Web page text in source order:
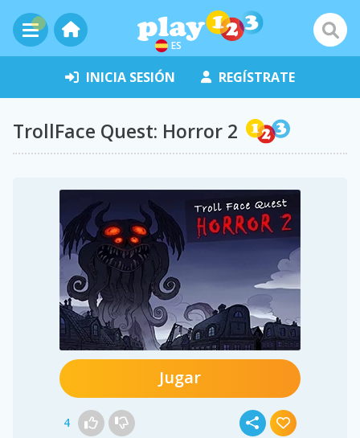
ES
INICIA SESIÓN REGÍSTRATE
TrollFace Quest: Horror 2
Jugar
4